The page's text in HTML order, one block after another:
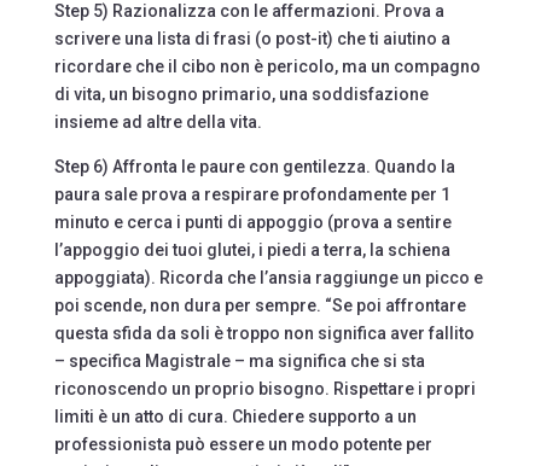
Step 5) Razionalizza con le affermazioni. Prova a
scrivere una lista di frasi (o post-it) che ti aiutino a
ricordare che il cibo non è pericolo, ma un compagno
di vita, un bisogno primario, una soddisfazione
insieme ad altre della vita.
Step 6) Affronta le paure con gentilezza. Quando la
paura sale prova a respirare profondamente per 1
minuto e cerca i punti di appoggio (prova a sentire
l’appoggio dei tuoi glutei, i piedi a terra, la schiena
appoggiata). Ricorda che l’ansia raggiunge un picco e
poi scende, non dura per sempre. “Se poi affrontare
questa sfida da soli è troppo non significa aver fallito
– specifica Magistrale – ma significa che si sta
riconoscendo un proprio bisogno. Rispettare i propri
limiti è un atto di cura. Chiedere supporto a un
professionista può essere un modo potente per